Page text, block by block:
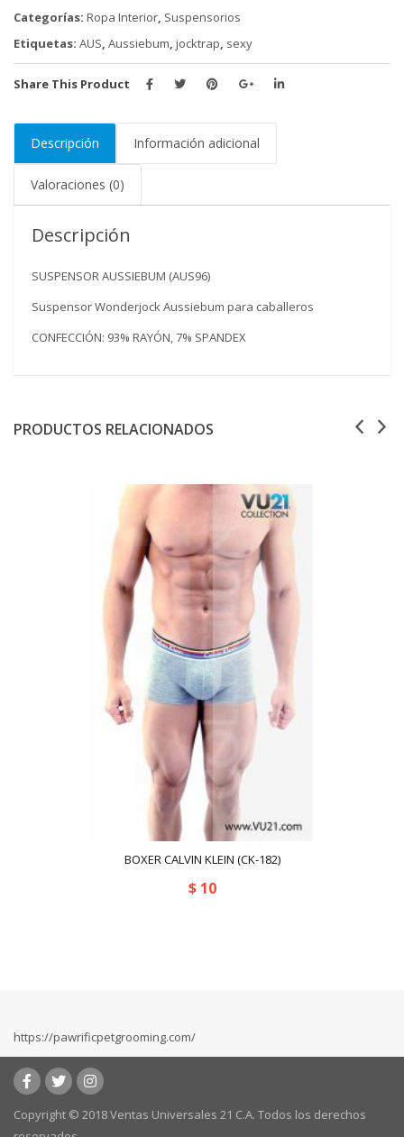
Categorías: Ropa Interior, Suspensorios
Etiquetas: AUS, Aussiebum, jocktrap, sexy
Share This Product
Descripción Información adicional
Valoraciones (0)
Descripción
SUSPENSOR AUSSIEBUM (AUS96)
Suspensor Wonderjock Aussiebum para caballeros
CONFECCIÓN: 93% RAYÓN, 7% SPANDEX
PRODUCTOS RELACIONADOS
BOXER CALVIN KLEIN (CK-182)
$10
https://pawrificpetgrooming.com/
Copyright © 2018 Ventas Universales 21 C.A. Todos los derechos